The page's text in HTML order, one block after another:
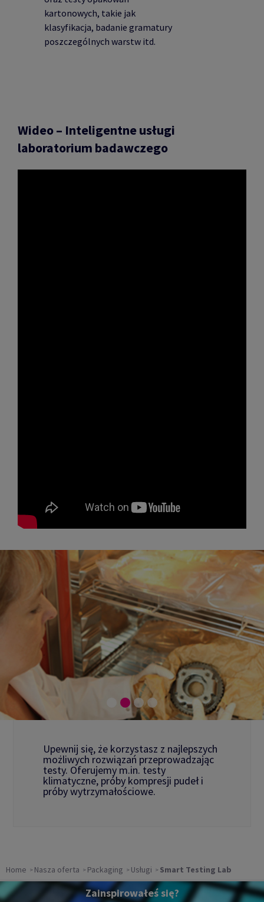
kartonowych, takie jak
klasyfikacja, badanie gramatury
poszczególnych warstw itd.
Wideo – Inteligentne usługi
laboratorium badawczego
Upewnij się, że korzystasz z najlepszych
możliwych rozwiązań przeprowadzając
testy. Oferujemy m.in. testy
klimatyczne, próby kompresji pudeł i
próby wytrzymałościowe.
Home Nasza oferta Packaging Usługi Smart Testing Lab
Zainspirowałeś się?